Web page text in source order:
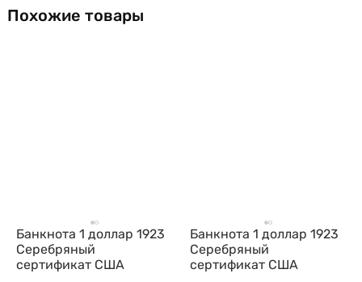
Похожие товары
Банкнота 1 доллар 1923
Серебряный
сертификат США
Банкнота 1 доллар 1923
Серебряный
сертификат США